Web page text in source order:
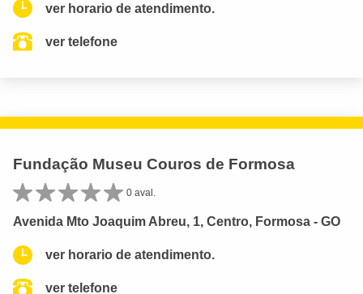
ver horario de atendimento.
ver telefone
Fundação Museu Couros de Formosa
0 aval.
Avenida Mto Joaquim Abreu, 1, Centro, Formosa - GO
ver horario de atendimento.
ver telefone